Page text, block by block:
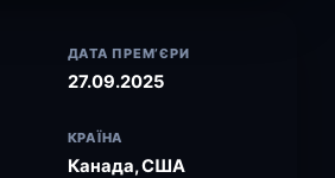
ДАТА ПРЕМ’ЄРИ
27.09.2025
КРАЇНА
Канада, США